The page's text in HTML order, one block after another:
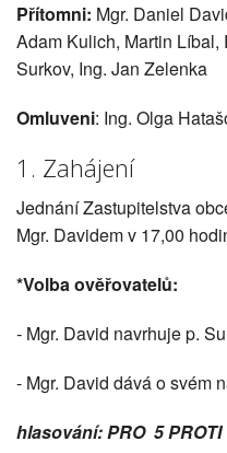
Obec
Turistika
Přítomni: Mgr. Daniel
Adam Kulich, Martin
Surkov, Ing. Jan Zelenka
Omluveni: Ing. Olga
1. Zahájení
Jednání Zastupitelstva
Mgr. Davidem v 17,00
*Volba ověřovatelů:
- Mgr. David navrhuje p.
- Mgr. David dává o svém
hlasování: PRO 5